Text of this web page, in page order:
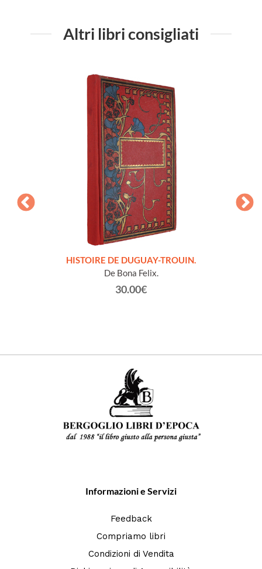
Altri libri consigliati
HISTOIRE DE DUGUAY-TROUIN.
De Bona Felix.
30.00€
Informazioni e Servizi
Feedback
Compriamo libri
Condizioni di Vendita